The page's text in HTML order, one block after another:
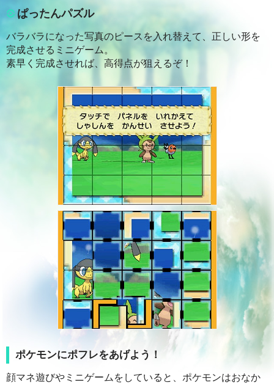
ぱったんパズル
バラバラになった写真のピースを入れ替えて、正しい形を
完成させるミニゲーム。
素早く完成させれば、高得点が狙えるぞ！
ポケモンにポフレをあげよう！
顔マネ遊びやミニゲームをしていると、ポケモンはおなか